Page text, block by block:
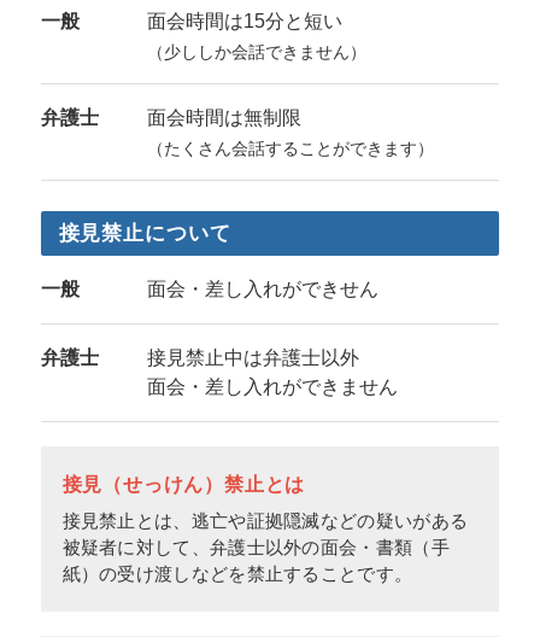
一般 面会時間は15分と短い
（少ししか会話できません）
弁護士 面会時間は無制限
（たくさん会話することができます）
接見禁止について
一般 面会・差し入れができせん
弁護士
接見禁止中は弁護士以外
面会・差し入れができません
接見（せっけん）禁止とは
接見禁止とは、逃亡や証拠隠滅などの疑いがある
被疑者に対して、弁護士以外の面会・書類（手
紙）の受け渡しなどを禁止することです。